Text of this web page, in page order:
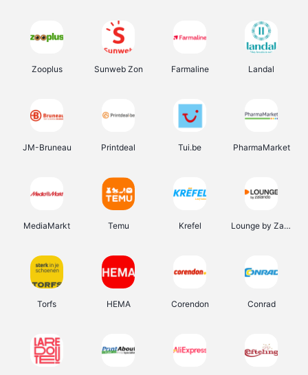
Zooplus Sunweb Zon Farmaline Landal
JM-Bruneau Printdeal Tui.be PharmaMarket
MediaMarkt Temu Krefel Lounge by Zalando
Torfs HEMA Corendon Conrad